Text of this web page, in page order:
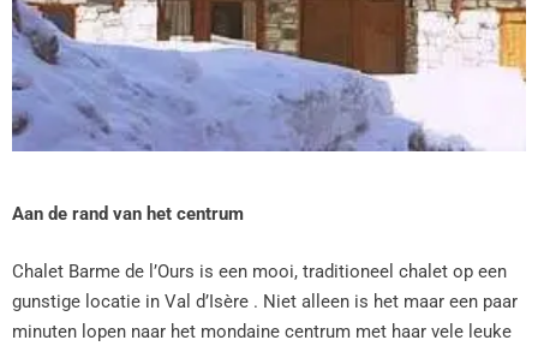
Aan de rand van het centrum
Chalet Barme de l’Ours is een mooi, traditioneel chalet op een
gunstige locatie in Val d’Isère . Niet alleen is het maar een paar
minuten lopen naar het mondaine centrum met haar vele leuke